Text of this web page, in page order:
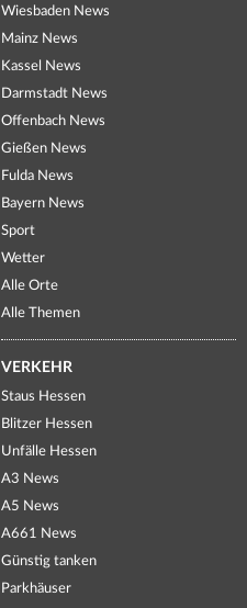
Wiesbaden News
Mainz News
Kassel News
Darmstadt News
Offenbach News
Gießen News
Fulda News
Bayern News
Sport
Wetter
Alle Orte
Alle Themen
VERKEHR
Staus Hessen
Blitzer Hessen
Unfälle Hessen
A3 News
A5 News
A661 News
Günstig tanken
Parkhäuser